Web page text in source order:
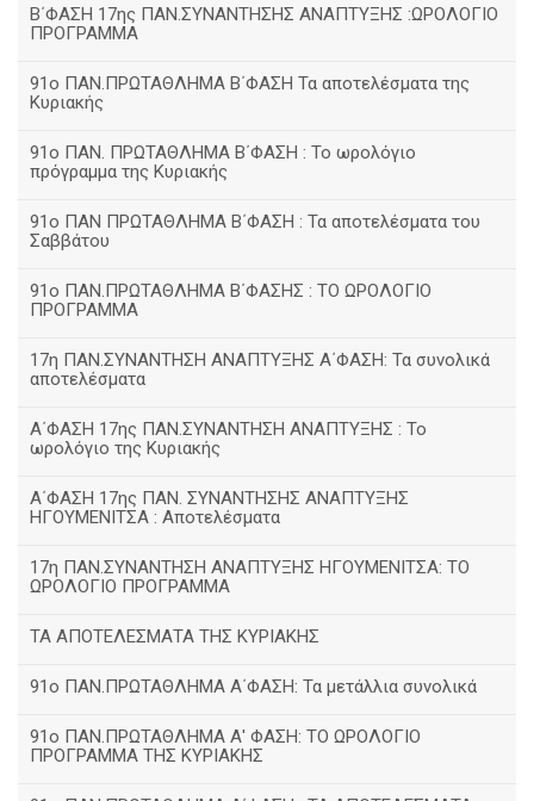
Β΄ΦΑΣΗ 17ης ΠΑΝ.ΣΥΝΑΝΤΗΣΗΣ ΑΝΑΠΤΥΞΗΣ :ΩΡΟΛΟΓΙΟ
ΠΡΟΓΡΑΜΜΑ
91ο ΠΑΝ.ΠΡΩΤΑΘΛΗΜΑ Β΄ΦΑΣΗ Τα αποτελέσματα της
Κυριακής
91ο ΠΑΝ. ΠΡΩΤΑΘΛΗΜΑ Β΄ΦΑΣΗ : Το ωρολόγιο
πρόγραμμα της Κυριακής
91ο ΠΑΝ ΠΡΩΤΑΘΛΗΜΑ Β΄ΦΑΣΗ : Τα αποτελέσματα του
Σαββάτου
91ο ΠΑΝ.ΠΡΩΤΑΘΛΗΜΑ Β΄ΦΑΣΗΣ : ΤΟ ΩΡΟΛΟΓΙΟ
ΠΡΟΓΡΑΜΜΑ
17η ΠΑΝ.ΣΥΝΑΝΤΗΣΗ ΑΝΑΠΤΥΞΗΣ Α΄ΦΑΣΗ: Τα συνολικά
αποτελέσματα
Α΄ΦΑΣΗ 17ης ΠΑΝ.ΣΥΝΑΝΤΗΣΗ ΑΝΑΠΤΥΞΗΣ : Το
ωρολόγιο της Κυριακής
Α΄ΦΑΣΗ 17ης ΠΑΝ. ΣΥΝΑΝΤΗΣΗΣ ΑΝΑΠΤΥΞΗΣ
ΗΓΟΥΜΕΝΙΤΣΑ : Αποτελέσματα
17η ΠΑΝ.ΣΥΝΑΝΤΗΣΗ ΑΝΑΠΤΥΞΗΣ ΗΓΟΥΜΕΝΙΤΣΑ: ΤΟ
ΩΡΟΛΟΓΙΟ ΠΡΟΓΡΑΜΜΑ
ΤΑ ΑΠΟΤΕΛΕΣΜΑΤΑ ΤΗΣ ΚΥΡΙΑΚΗΣ
91ο ΠΑΝ.ΠΡΩΤΑΘΛΗΜΑ Α΄ΦΑΣΗ: Τα μετάλλια συνολικά
91ο ΠΑΝ.ΠΡΩΤΑΘΛΗΜΑ Α' ΦΑΣΗ: ΤΟ ΩΡΟΛΟΓΙΟ
ΠΡΟΓΡΑΜΜΑ ΤΗΣ ΚΥΡΙΑΚΗΣ